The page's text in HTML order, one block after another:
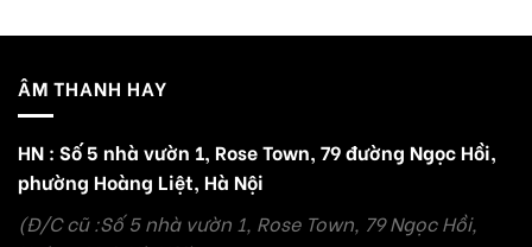
ÂM THANH HAY
HN : Số 5 nhà vườn 1, Rose Town, 79 đường Ngọc Hồi,
phường Hoàng Liệt, Hà Nội
(Đ/C cũ :Số 5 nhà vườn 1, Rose Town, 79 Ngọc Hồi,